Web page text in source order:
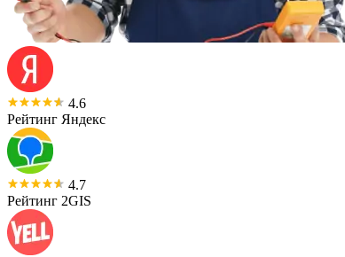
4.6
Рейтинг Яндекс
4.7
Рейтинг 2GIS